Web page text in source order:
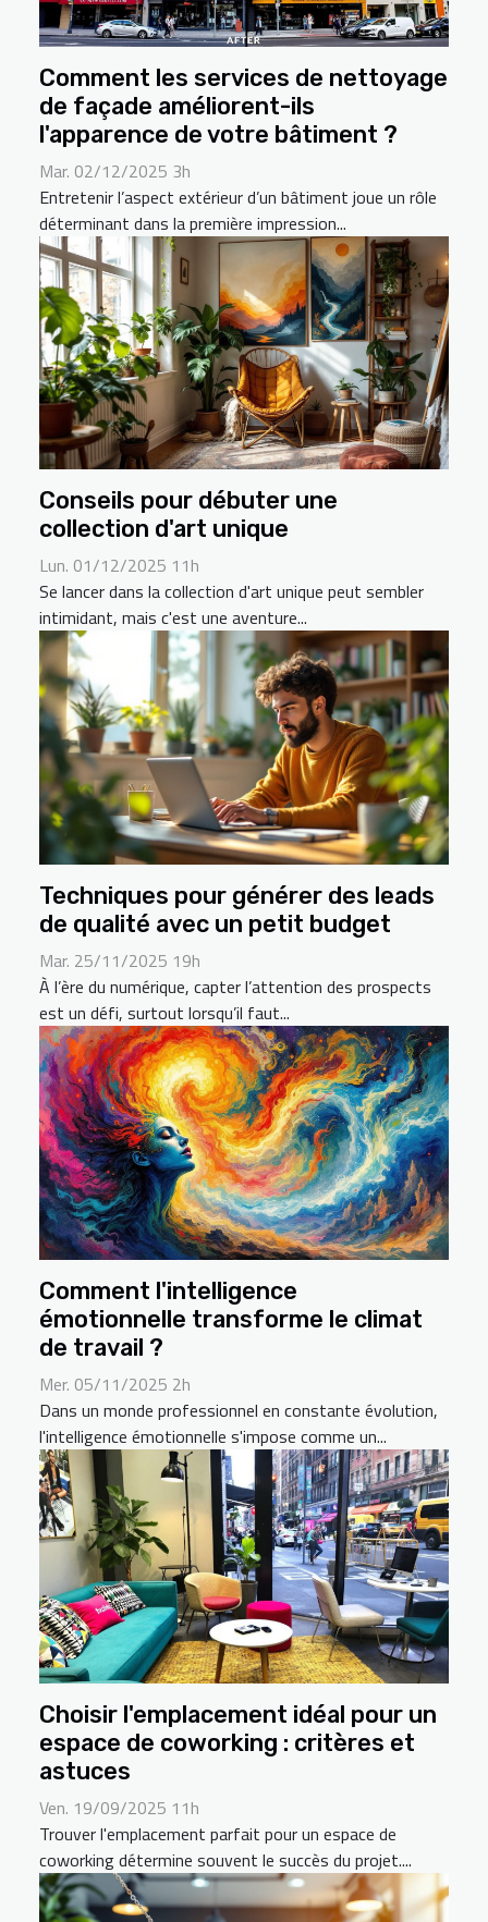
Comment les services de nettoyage
de façade améliorent-ils
l'apparence de votre bâtiment ?
Mar. 02/12/2025 3h
Entretenir l’aspect extérieur d’un bâtiment joue un rôle
déterminant dans la première impression...
Conseils pour débuter une
collection d'art unique
Lun. 01/12/2025 11h
Se lancer dans la collection d'art unique peut sembler
intimidant, mais c'est une aventure...
Techniques pour générer des leads
de qualité avec un petit budget
Mar. 25/11/2025 19h
À l’ère du numérique, capter l’attention des prospects
est un défi, surtout lorsqu’il faut...
Comment l'intelligence
émotionnelle transforme le climat
de travail ?
Mer. 05/11/2025 2h
Dans un monde professionnel en constante évolution,
l'intelligence émotionnelle s'impose comme un...
Choisir l'emplacement idéal pour un
espace de coworking : critères et
astuces
Ven. 19/09/2025 11h
Trouver l'emplacement parfait pour un espace de
coworking détermine souvent le succès du projet....